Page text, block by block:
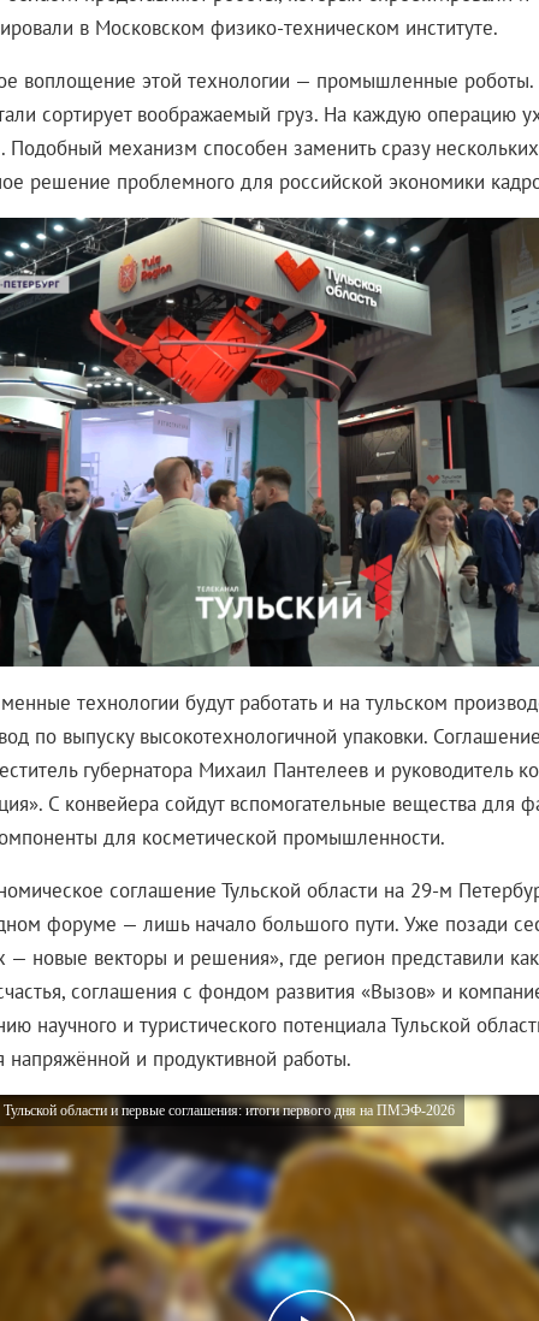
в Московском физико-техническом институте.
воплощение этой технологии — промышленные роботы.
сортирует воображаемый груз. На каждую операцию
Подобный механизм способен заменить сразу
решение проблемного для российской экономики
технологии будут работать и на тульском
по выпуску высокотехнологичной упаковки.
губернатора Михаил Пантелеев и руководитель
С конвейера сойдут вспомогательные вещества для
для косметической промышленности.
соглашение Тульской области на 29-м
форуме — лишь начало большого пути. Уже позади
— новые векторы и решения», где регион представили
соглашения с фондом развития «Вызов» и
научного и туристического потенциала Тульской
и продуктивной работы.
области и первые соглашения: итоги первого дня на ПМЭФ-2026